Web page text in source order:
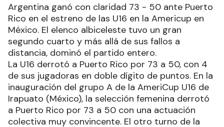
Argentina ganó con claridad 73 - 50 ante Puerto
Rico en el estreno de las U16 en la Americup en
México. El elenco albiceleste tuvo un gran
segundo cuarto y más allá de sus fallos a
distancia, dominó el partido entero.
La U16 derrotó a Puerto Rico por 73 a 50, con 4
de sus jugadoras en doble dígito de puntos. En la
inauguración del grupo A de la AmeriCup U16 de
Irapuato (México), la selección femenina derrotó
a Puerto Rico por 73 a 50 con una actuación
colectiva muy convincente. El otro turno de la